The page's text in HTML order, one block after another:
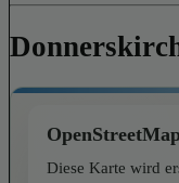
Diese Karte wird